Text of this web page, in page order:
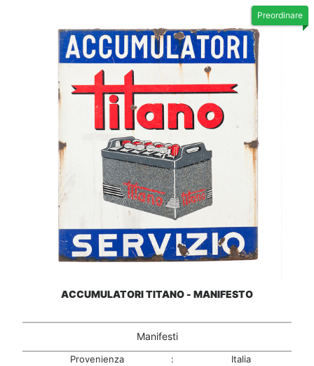
Preordinare
ACCUMULATORI TITANO - MANIFESTO
Manifesti
Provenienza : Italia